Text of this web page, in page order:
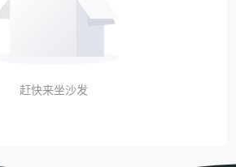
赶快来坐沙发